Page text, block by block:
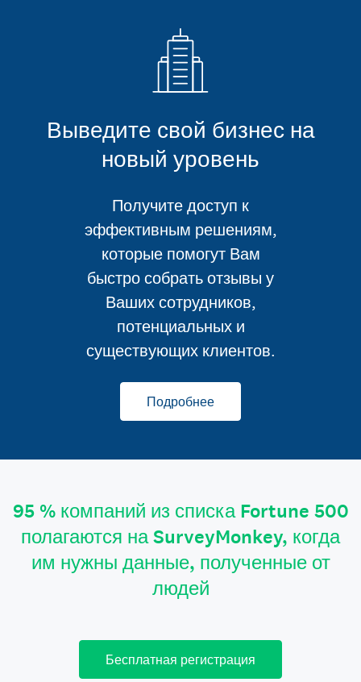
Выведите свой бизнес на
новый уровень
Получите доступ к
эффективным решениям,
которые помогут Вам
быстро собрать отзывы у
Ваших сотрудников,
потенциальных и
существующих клиентов.
Подробнее
95 % компаний из списка Fortune 500
полагаются на SurveyMonkey, когда
им нужны данные, полученные от
людей
Бесплатная регистрация